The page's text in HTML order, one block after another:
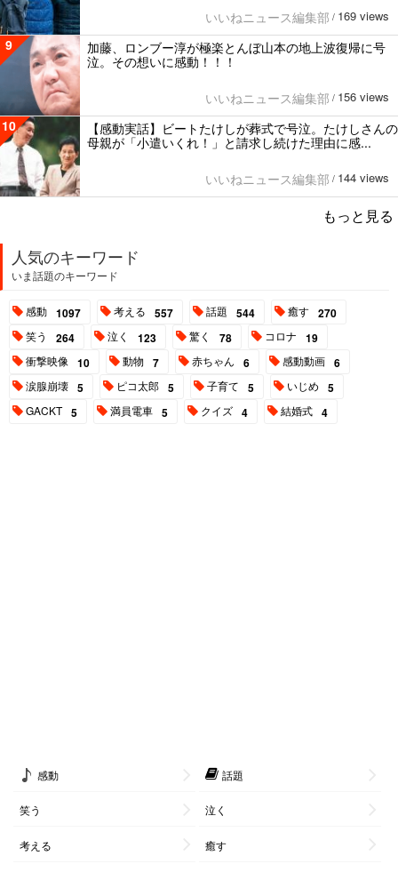
いいねニュース編集部 / 169 views
9
加藤、ロンブー淳が極楽とんぼ山本の地上波復帰に号
泣。その想いに感動！！！
いいねニュース編集部 / 156 views
10
【感動実話】ビートたけしが葬式で号泣。たけしさんの
母親が「小遣いくれ！」と請求し続けた理由に感...
いいねニュース編集部 / 144 views
もっと見る
人気のキーワード
いま話題のキーワード
感動 1097 考える 557 話題 544 癒す 270
笑う 264 泣く 123 驚く 78 コロナ 19
衝撃映像 10 動物 7 赤ちゃん 6 感動動画 6
涙腺崩壊 5 ピコ太郎 5 子育て 5 いじめ 5
GACKT 5 満員電車 5 クイズ 4 結婚式 4
感動 話題
笑う 泣く
考える 癒す